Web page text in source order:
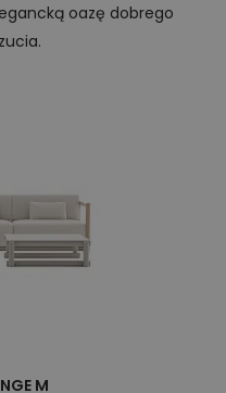
oazę dobrego
M